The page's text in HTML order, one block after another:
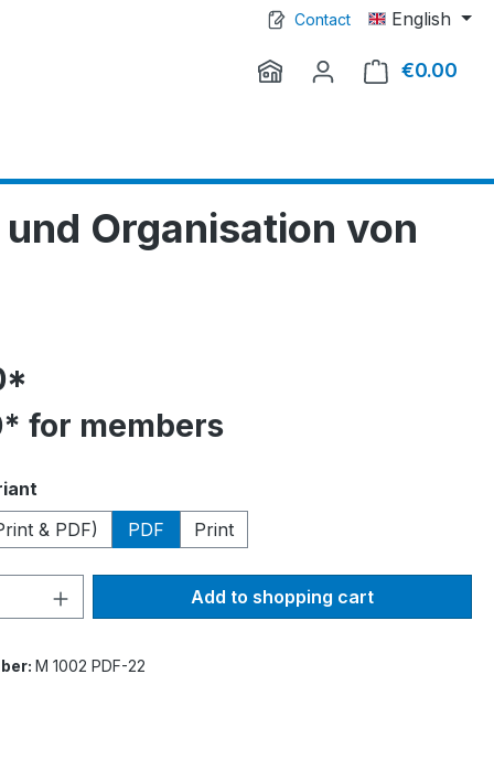
Contact English
€0.00
Organisation von
for members
& PDF)
PDF Print
Enter the desired amount
Add to shopping cart
M 1002 PDF-22